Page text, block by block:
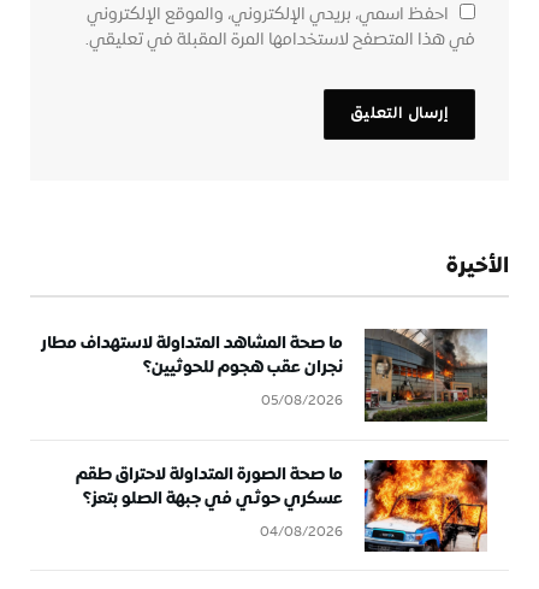
احفظ اسمي، بريدي الإلكتروني، والموقع الإلكتروني
في هذا المتصفح لاستخدامها المرة المقبلة في تعليقي.
الأخيرة
ما صحة المشاهد المتداولة لاستهداف مطار
نجران عقب هجوم للحوثيين؟
05/08/2026
ما صحة الصورة المتداولة لاحتراق طقم
عسكري حوثي في جبهة الصلو بتعز؟
04/08/2026